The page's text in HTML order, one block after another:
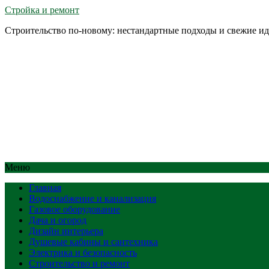
Стройка и ремонт
Строительство по-новому: нестандартные подходы и свежие
Меню
Главная
Водоснабжение и канализация
Газовое оборудование
Дача и огород
Дизайн интерьера
Душевые кабины и сантехника
Электрика и безопасность
Строительство и ремонт